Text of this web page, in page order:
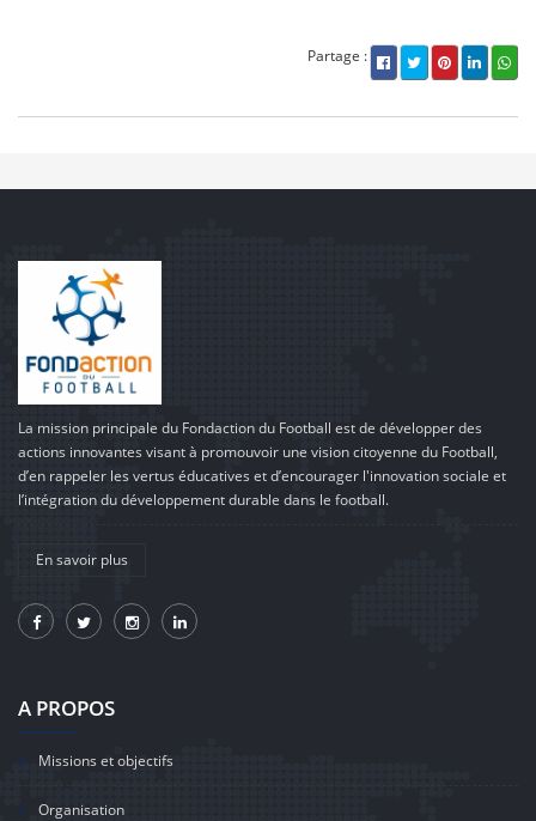
Partage :
La mission principale du Fondaction du Football est de développer des
actions innovantes visant à promouvoir une vision citoyenne du Football,
d’en rappeler les vertus éducatives et d’encourager l'innovation sociale et
l’intégration du développement durable dans le football.
En savoir plus
A PROPOS
Missions et objectifs
Organisation